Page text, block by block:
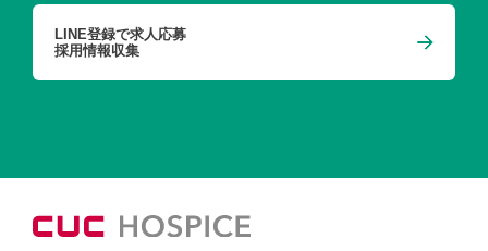
LINE登録で求人応募
採用情報収集